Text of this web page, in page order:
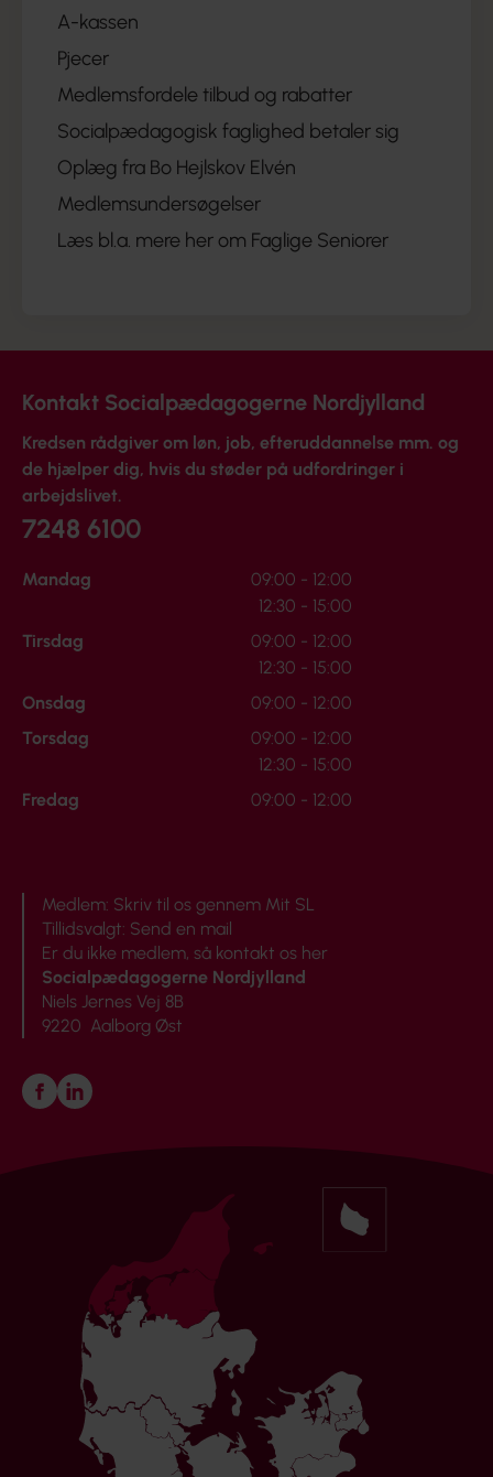
A-kassen
Pjecer
Medlemsfordele tilbud og rabatter
Socialpædagogisk faglighed betaler sig
Oplæg fra Bo Hejlskov Elvén
Medlemsundersøgelser
Læs bl.a. mere her om Faglige Seniorer
Kontakt Socialpædagogerne Nordjylland
Kredsen rådgiver om løn, job, efteruddannelse mm. og
de hjælper dig, hvis du støder på udfordringer i
arbejdslivet.
7248 6100
Mandag
09:00 - 12:00
12:30 - 15:00
Tirsdag
09:00 - 12:00
12:30 - 15:00
Onsdag
09:00 - 12:00
Torsdag
09:00 - 12:00
12:30 - 15:00
Fredag
09:00 - 12:00
Medlem: Skriv til os gennem Mit SL
Tillidsvalgt: Send en mail
Er du ikke medlem, så kontakt os her
Socialpædagogerne Nordjylland
Niels Jernes Vej 8B
9220 Aalborg Øst
Følg os på Facebook
Følg os på LinkedIn